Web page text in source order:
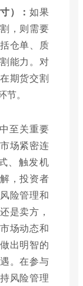
）： 如果
，则需要
仓单、质
能力。对
期货交割
。
至关重要
场紧密连
、触发机
，投资者
险管理和
是卖方，
场动态和
出明智的
。在参与
风险管理